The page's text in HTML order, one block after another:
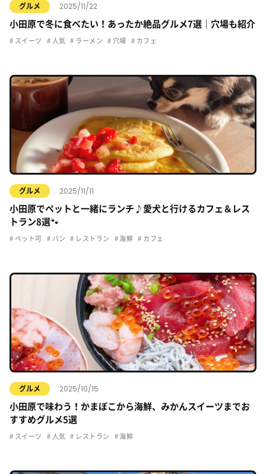
グルメ 2025/11/22
小田原で冬に食べたい！あったか絶品グルメ7選｜穴場も紹介
スイーツ 人気 ラーメン 穴場 カフェ
グルメ 2025/11/11
小田原でペットと一緒にランチ♪愛犬と行けるカフェ＆レス
トラン8選🐾
ペット可 パン レストラン 海鮮 カフェ
グルメ 2025/10/15
小田原で味わう！かまぼこから海鮮、みかんスイーツまでお
すすめグルメ5選
スイーツ 人気 レストラン 海鮮